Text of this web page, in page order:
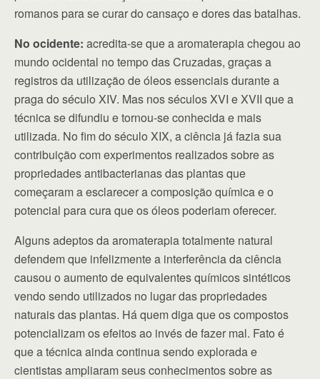
romanos para se curar do cansaço e dores das batalhas.
No ocidente: acredita-se que a aromaterapia chegou ao
mundo ocidental no tempo das Cruzadas, graças a
registros da utilização de óleos essenciais durante a
praga do século XIV. Mas nos séculos XVI e XVII que a
técnica se difundiu e tornou-se conhecida e mais
utilizada. No fim do século XIX, a ciência já fazia sua
contribuição com experimentos realizados sobre as
propriedades antibacterianas das plantas que
começaram a esclarecer a composição química e o
potencial para cura que os óleos poderiam oferecer.
Alguns adeptos da aromaterapia totalmente natural
defendem que infelizmente a interferência da ciência
causou o aumento de equivalentes químicos sintéticos
vendo sendo utilizados no lugar das propriedades
naturais das plantas. Há quem diga que os compostos
potencializam os efeitos ao invés de fazer mal. Fato é
que a técnica ainda continua sendo explorada e
cientistas ampliaram seus conhecimentos sobre as